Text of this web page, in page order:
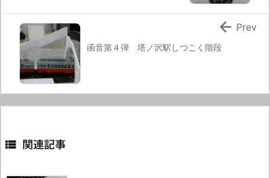
函音第４弾 塔ノ沢駅しつこく階段
 Prev
 関連記事